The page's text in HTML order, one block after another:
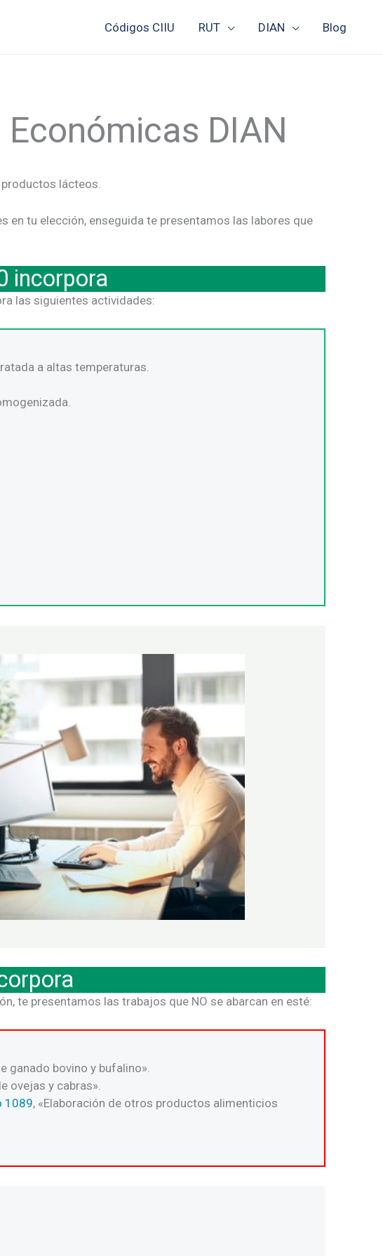
Códigos CIIU RUT DIAN Blog
DIAN
productos lácteos.
en tu elección, enseguida te presentamos las labores que
incorpora
las siguientes actividades:
a altas temperaturas.
te presentamos las trabajos que NO se abarcan en esté:
ganado bovino y bufalino».
ovejas y cabras».
1089, «Elaboración de otros productos alimenticios